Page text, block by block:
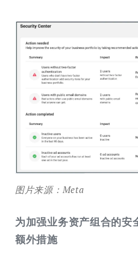
图片来源：Meta
为加强业务资产组合的安
额外措施